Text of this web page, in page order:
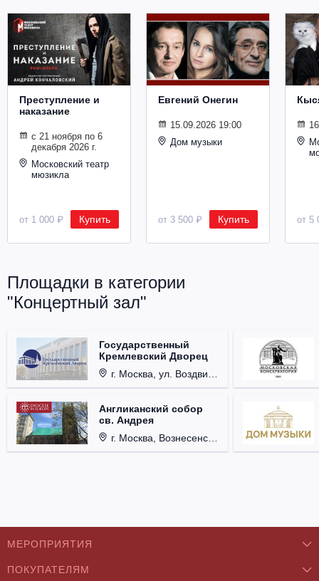
Преступление и
наказание
с 21 ноября по 6
декабря 2026 г.
Московский театр
мюзикла
от 1 000 ₽ Купить
Евгений Онегин
15.09.2026 19:00
Дом музыки
от 3 500 ₽ Купить от 5
Площадки в категории
"Концертный зал"
Государственный
Кремлевский Дворец
г. Москва, ул. Воздвиженка, д. 1, Кремль.
Англиканский собор
св. Андрея
г. Москва, Вознесенский пер., д. 8/5, стр. 3.
МЕРОПРИЯТИЯ
Концерты
ПОКУПАТЕЛЯМ